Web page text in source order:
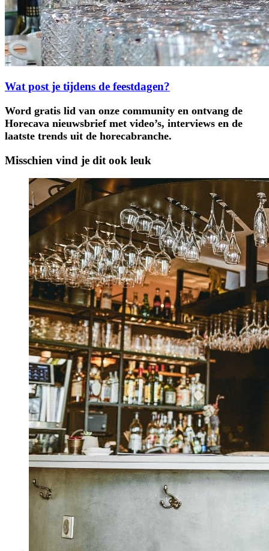
Wat post je tijdens de feestdagen?
Word gratis lid van onze community en ontvang de
Horecava nieuwsbrief met video’s, interviews en de
laatste trends uit de horecabranche.
Misschien vind je dit ook leuk